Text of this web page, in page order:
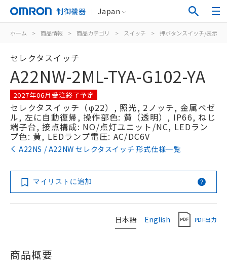
制御機器 Japan
ホーム > 商品情報 > 商品カテゴリ > スイッチ > 押ボタンスイッチ/表示灯
セレクタスイッチ
A22NW-2ML-TYA-G102-YA
2027年06月受注終了予定
セレクタスイッチ（φ22）, 照光, 2ノッチ, 金属ベゼ
ル, 左に自動復帰, 操作部色: 黄（透明）, IP66, ねじ
端子台, 接点構成: NO/点灯ユニット/NC, LEDラン
プ色: 黄, LEDランプ電圧: AC/DC6V
A22NS / A22NW セレクタスイッチ 形式仕様一覧
マイリストに追加
日本語 English PDF出力
商品概要